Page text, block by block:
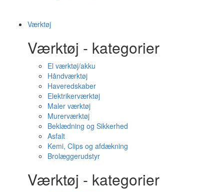
Værktøj
Værktøj - kategorier
El værktøj/akku
Håndværktøj
Haveredskaber
Elektrikerværktøj
Maler værktøj
Murerværktøj
Beklædning og Sikkerhed
Asfalt
Kemi, Clips og afdækning
Brolæggerudstyr
Værktøj - kategorier